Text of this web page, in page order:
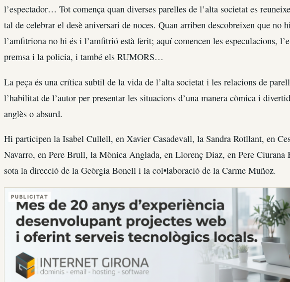
l’espectador… Tot comença quan diverses parelles de l’alta societat es
tal de celebrar el desè aniversari de noces. Quan arriben descobreixen que no
l’amfitriona no hi és i l’amfitrió està ferit; aquí comencen les especulacions,
premsa i la policia, i també els RUMORS…
La peça és una crítica subtil de la vida de l’alta societat i les relacions de
l’habilitat de l’autor per presentar les situacions d’una manera còmica i
anglès o absurd.
Hi participen la Isabel Cullell, en Xavier Casadevall, la Sandra Rotllant, en
Navarro, en Pere Brull, la Mònica Anglada, en Llorenç Diaz, en Pere Ciurana
sota la direcció de la Geòrgia Bonell i la col•laboració de la Carme Muñoz.
PUBLICITAT